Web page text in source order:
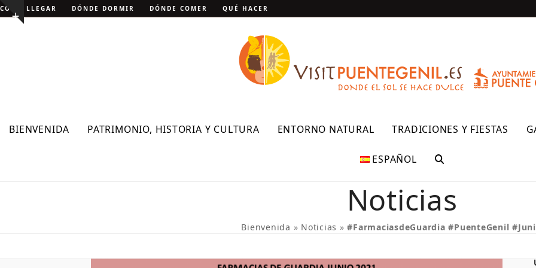
Skip
to Show
CÓMO LLEGAR DÓNDE DORMIR DÓNDE COMER QUÉ HACER
BIENVENIDA PATRIMONIO, HISTORIA Y CULTURA ENTORNO NATURAL TRADICIONES Y FIESTAS
ESPAÑOL
Noticias
Bienvenida » Noticias »#FarmaciasdeGuardia #PuenteGenil